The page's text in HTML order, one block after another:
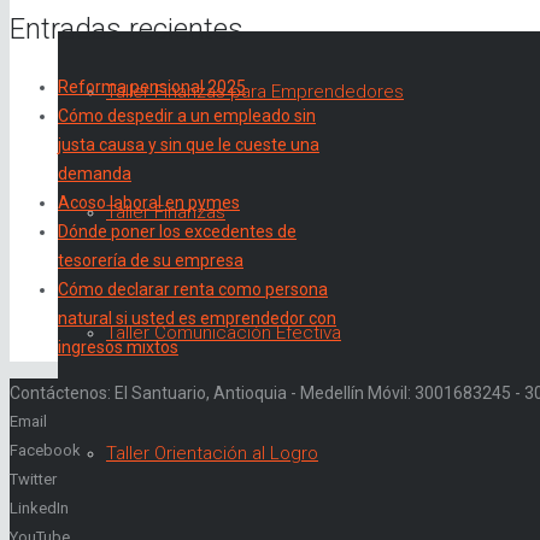
Taller Finanzas para Emprendedores
Taller Finanzas
Taller Comunicación Efectiva
Taller Orientación al Logro
Entradas recientes
Reforma pensional 2025
Cómo despedir a un empleado sin
justa causa y sin que le cueste una
demanda
Acoso laboral en pymes
Dónde poner los excedentes de
tesorería de su empresa
Cómo declarar renta como persona
natural si usted es emprendedor con
ingresos mixtos
Contáctenos: El Santuario, Antioquia - Medellín Móvil: 3001683245 -
Email
Facebook
Twitter
LinkedIn